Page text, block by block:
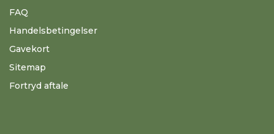
FAQ
Handelsbetingelser
Gavekort
Sitemap
Fortryd aftale